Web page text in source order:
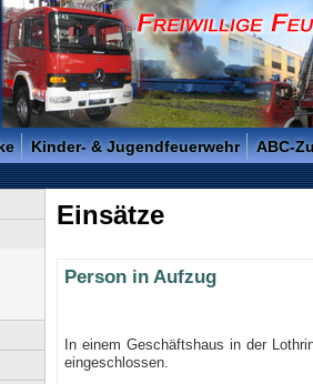
der Kreisstadt Saarlouis -
Kinder- & Jugendfeuerwehr ABC-
Einsätze
Person in Aufzug
In einem Geschäftshaus in der
eingeschlossen.